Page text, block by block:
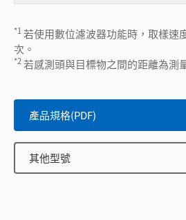
*1 若使用數位濾波器功能時，取樣速
次。
*2若感測頭與目標物之間的距離為測
產品規格(PDF)
其他型號